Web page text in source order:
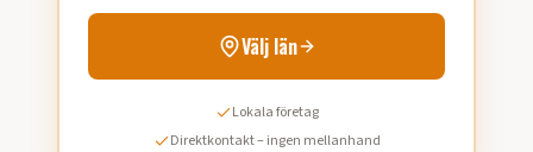
Välj län
Lokala företag
Direktkontakt – ingen mellanhand